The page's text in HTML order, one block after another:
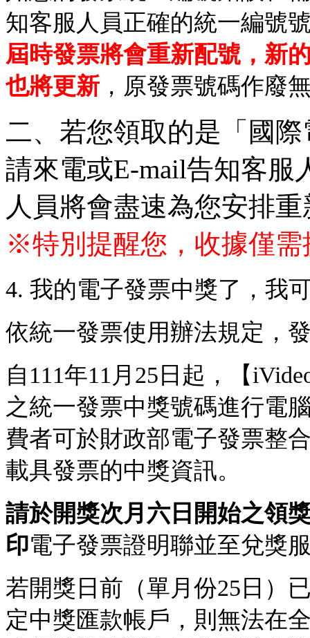
知客服人員正確的統一編號
屆時發票將會重新配號，新
也將更新 ，原發票號碼作廢
二、若您領取的是「國
請來電或E-mail告知客服
人員將會盡速為您安排
※特別提醒您，收據僅
4. 我的電子發票中獎了，我
依統一發票使用辦法規定，
自111年11月25日起，【
之統一發票中獎號碼進行電
費者可於財政部電子發票整
載具發票的中獎資訊。
請於開獎次月六日開始之領
印電子發票證明聯並至兌獎
若開獎日前（單月份25日）
定中獎匯款帳戶，則無法在